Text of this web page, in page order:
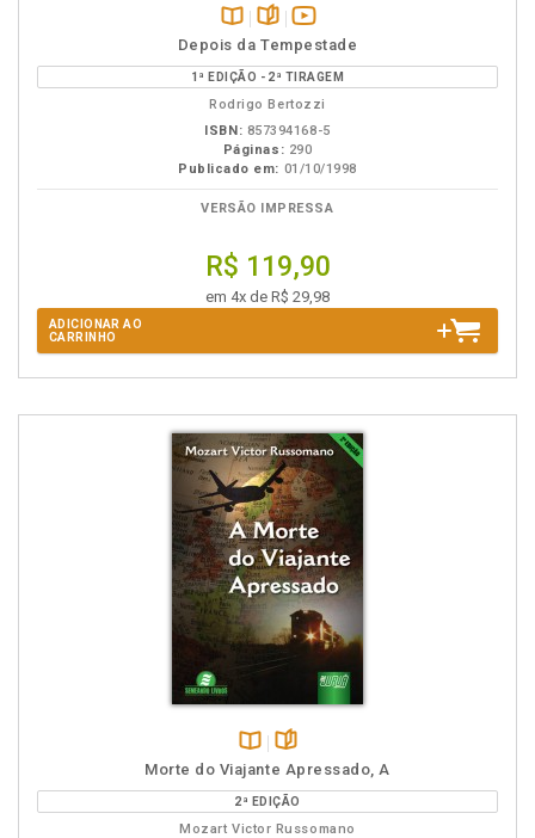
Disponível
na
B.V.
páginasvídeo
da
obra
Depois da Tempestade
1ª EDIÇÃO - 2ª TIRAGEM
Rodrigo Bertozzi
ISBN: 857394168-5
Páginas: 290
Publicado em: 01/10/1998
VERSÃO IMPRESSA
R$ 119,90
em 4x de R$ 29,98
ADICIONAR AO
CARRINHO
Disponível
na
B.V.
páginas
Morte do Viajante Apressado, A
2ª EDIÇÃO
Mozart Victor Russomano